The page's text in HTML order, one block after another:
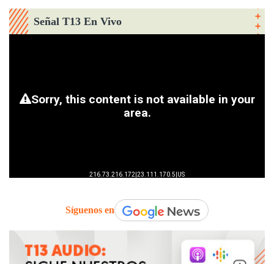
Señal T13 En Vivo
Síguenos en